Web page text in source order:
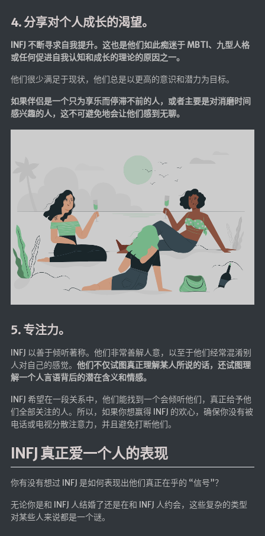
4. 分享对个人成长的渴望。
INFJ 不断寻求自我提升。这也是他们如此痴迷于 MBTI、九型人格
或任何促进自我认知和成长的理论的原因之一。
他们很少满足于现状，他们总是以更高的意识和潜力为目标。
如果伴侣是一个只为享乐而停滞不前的人，或者主要是对消磨时间
感兴趣的人，这不可避免地会让他们感到无聊。
5. 专注力。
INFJ 以善于倾听著称。他们非常善解人意，以至于他们经常混淆别
人对自己的感觉。 他们不仅试图真正理解某人所说的话，还试图理
解一个人言语背后的潜在含义和情感。
INFJ 希望在一段关系中，他们能找到一个会倾听他们，真正给予他
们全部关注的人。所以，如果你想赢得 INFJ 的欢心，确保你没有被
电话或电视分散注意力，并且避免打断他们。
INFJ 真正爱一个人的表现
你有没有想过 INFJ 是如何表现出他们真正在乎的 “信号”？
无论你是和 INFJ 人结婚了还是在和 INFJ 人约会，这些复杂的类型
对某些人来说都是一个谜。